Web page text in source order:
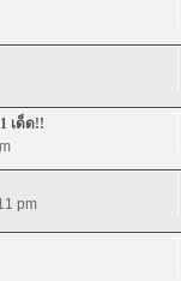
เด็ด!!
pm